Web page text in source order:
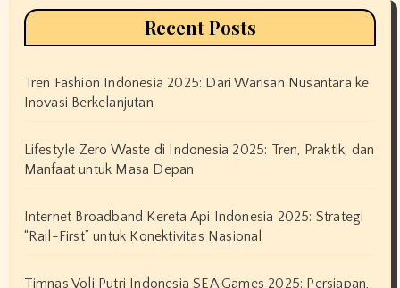
Recent Posts
Tren Fashion Indonesia 2025: Dari Warisan Nusantara ke
Inovasi Berkelanjutan
Lifestyle Zero Waste di Indonesia 2025: Tren, Praktik, dan
Manfaat untuk Masa Depan
Internet Broadband Kereta Api Indonesia 2025: Strategi
“Rail-First” untuk Konektivitas Nasional
Timnas Voli Putri Indonesia SEA Games 2025: Persiapan,